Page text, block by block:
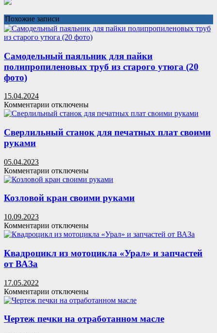
Похожие записи
Самодельный паяльник для пайки
полипропиленовых труб из старого утюга (20
фото)
15.04.2024
Комментарии к
записи
паяльник
для
из
старого
(20
отключены
Сверлильный станок для печатных плат своими
руками
05.04.2023
Комментарии к
записи
станок
для
плат
своими
руками
отключены
Козловой кран своими руками
10.09.2023
Комментарии к
записи
кран
своими
отключены
Квадроцикл из мотоцикла «Урал» и запчастей
от ВАЗа
17.05.2022
Комментарии к
записи
из
отключены
Чертеж печки на отработанном масле